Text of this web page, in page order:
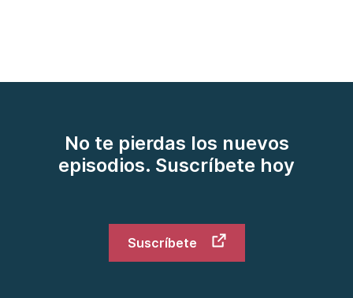
No te pierdas los nuevos
episodios. Suscríbete hoy
Suscríbete